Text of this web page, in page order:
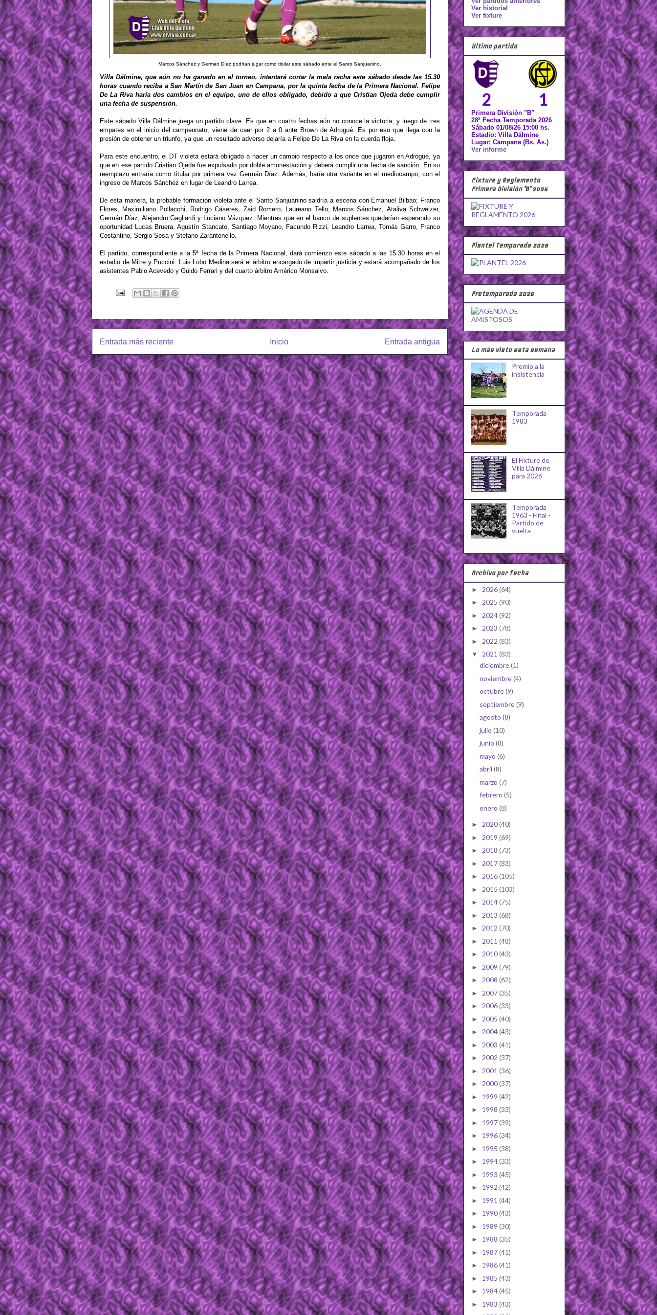
Marcos Sánchez y Germán Díaz podrían jugar como titular este sábado ante el Santo Sanjuanino.
Villa Dálmine, que aún no ha ganado en el torneo, intentará cortar la mala racha este sábado desde las 15.30
horas cuando reciba a San Martín de San Juan en Campana, por la quinta fecha de la Primera Nacional. Felipe
De La Riva haría dos cambios en el equipo, uno de ellos obligado, debido a que Cristian Ojeda debe cumplir
una fecha de suspensión.
Este sábado Villa Dálmine juega un partido clave. Es que en cuatro fechas aún no conoce la victoria, y luego de tres
empates en el inicio del campeonato, viene de caer por 2 a 0 ante Brown de Adrogué. Es por eso que llega con la
presión de obtener un triunfo, ya que un resultado adverso dejaría a Felipe De La Riva en la cuerda floja.
Para este encuentro, el DT violeta estará obligado a hacer un cambio respecto a los once que jugaron en Adrogué, ya
que en ese partido Cristian Ojeda fue expulsado por doble amonestación y deberá cumplir una fecha de sanción. En su
reemplazo entraría como titular por primera vez Germán Díaz. Además, haría otra variante en el mediocampo, con el
ingreso de Marcos Sánchez en lugar de Leandro Larrea.
De esta manera, la probable formación violeta ante el Santo Sanjuanino saldría a escena con Emanuel Bilbao; Franco
Flores, Maximiliano Pollacchi, Rodrigo Cáseres, Zaid Romero; Laureano Tello, Marcos Sánchez, Ataliva Schweizer,
Germán Díaz; Alejandro Gagliardi y Luciano Vázquez. Mientras que en el banco de suplentes quedarían esperando su
oportunidad Lucas Bruera, Agustín Stancato, Santiago Moyano, Facundo Rizzi, Leandro Larrea, Tomás Garro, Franco
Costantino, Sergio Sosa y Stefano Zarantonello.
El partido, correspondiente a la 5ª fecha de la Primera Nacional, dará comienzo este sábado a las 15.30 horas en el
estadio de Mitre y Puccini. Luis Lobo Medina será el árbitro encargado de impartir justicia y estará acompañado de los
asistentes Pablo Acevedo y Guido Ferrari y del cuarto árbitro Américo Monsalvo.
Entrada más reciente Entrada antigua
Inicio
Ver historial
Ver fixture
Último partido
2 1
Primera División "B"
28ª Fecha Temporada 2026
Sábado 01/08/26 15:00 hs.
Estadio: Villa Dálmine
Lugar: Campana (Bs. As.)
Ver informe
Fixture y Reglamento
Primera División "B" 2026
Plantel Temporada 2026
Pretemporada 2026
Lo más visto esta semana
Premio a la
insistencia
Temporada
1983
El Fixture de
Villa Dálmine
para 2026
Temporada
1963 - Final -
Partido de
vuelta
Archivo por fecha
► 2026(64)
► 2025 (90)
► 2024(92)
► 2023 (78)
► 2022 (83)
▼ 2021 (83)
diciembre(1)
noviembre(4)
octubre(9)
septiembre(9)
agosto (8)
julio (10)
junio (8)
mayo (6)
abril (8)
marzo (7)
febrero (5)
enero (8)
► 2020(40)
► 2019 (69)
► 2018 (73)
► 2017(83)
► 2016(105)
► 2015 (103)
► 2014(75)
► 2013 (68)
► 2012 (70)
► 2011 (48)
► 2010(43)
► 2009 (79)
► 2008 (62)
► 2007(35)
► 2006(33)
► 2005 (40)
► 2004(43)
► 2003 (41)
► 2002 (37)
► 2001 (36)
► 2000(37)
► 1999 (42)
► 1998 (33)
► 1997(39)
► 1996(34)
► 1995 (38)
► 1994(33)
► 1993 (45)
► 1992 (42)
► 1991 (44)
► 1990(43)
► 1989 (30)
► 1988 (35)
► 1987(41)
► 1986(41)
► 1985 (43)
► 1984(45)
► 1983 (43)